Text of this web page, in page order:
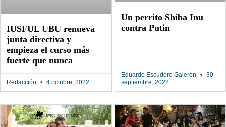
IUSFUL UBU renueva
junta directiva y
empieza el curso más
fuerte que nunca
Redacción 4 octubre, 2022
Un perrito Shiba Inu
contra Putin
Eduardo Escudero Galerón
30
septiembre, 2022